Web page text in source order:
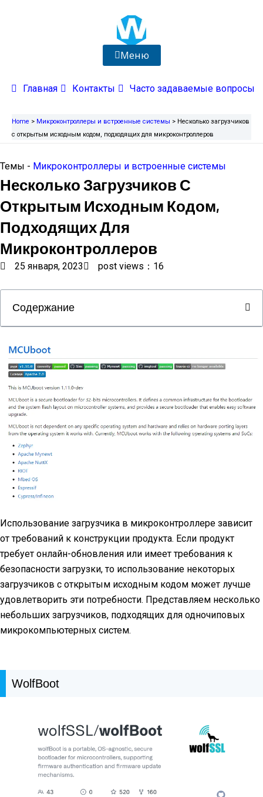
Меню
Главная Контакты Часто задаваемые вопросы
Home > Микроконтроллеры и встроенные системы > Несколько загрузчиков
с открытым исходным кодом, подходящих для микроконтроллеров
Темы - Микроконтроллеры и встроенные системы
Несколько Загрузчиков С
Открытым Исходным Кодом,
Подходящих Для
Микроконтроллеров
25 января, 2023 post views：16
Содержание
Использование загрузчика в микроконтроллере зависит
от требований к конструкции продукта. Если продукт
требует онлайн-обновления или имеет требования к
безопасности загрузки, то использование некоторых
загрузчиков с открытым исходным кодом может лучше
удовлетворить эти потребности. Представляем несколько
небольших загрузчиков, подходящих для одночиповых
микрокомпьютерных систем.
WolfBoot